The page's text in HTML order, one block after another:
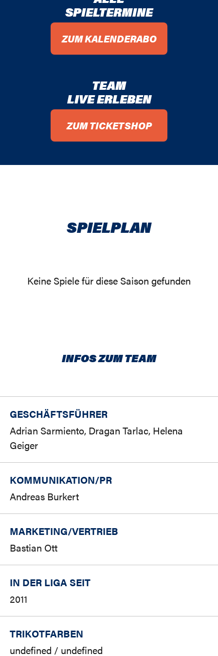
66 / 67SPIELTERMINE
ZUM KALENDERABO
TEAM
LIVE ERLEBEN
ZUM TICKETSHOP
SPIELPLAN
Keine Spiele für diese Saison gefunden
INFOS ZUM TEAM
GESCHÄFTSFÜHRER
Adrian Sarmiento, Dragan Tarlac, Helena
Geiger
KOMMUNIKATION/PR
Andreas Burkert
MARKETING/VERTRIEB
Bastian Ott
IN DER LIGA SEIT
2011
TRIKOTFARBEN
undefined / undefined